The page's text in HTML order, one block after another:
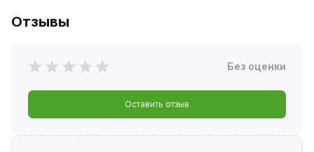
Отзывы
Без оценки
Оставить отзыв